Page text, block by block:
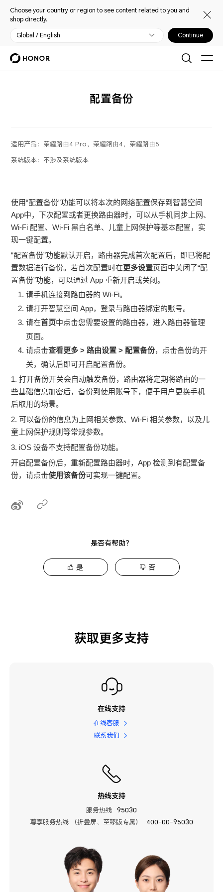
Choose your country or region to see content related to you and
shop directly.
Global / English Continue
配置备份
适用产品： 荣耀路由4 Pro，荣耀路由4，荣耀路由5
系统版本：不涉及系统版本
使用“配置备份”功能可以将本次的网络配置保存到智慧空间
App中，下次配置或者更换路由器时，可以从手机同步上网、
Wi-Fi 配置、Wi-Fi 黑白名单、儿童上网保护等基本配置，实
现一键配置。
“配置备份”功能默认开启，路由器完成首次配置后，即已将配
置数据进行备份。若首次配置时在更多设置页面中关闭了“配
置备份”功能，可以通过 App 重新开启或关闭。
请手机连接到路由器的 Wi-Fi。
请打开智慧空间 App，登录与路由器绑定的账号。
请在首页中点击您需要设置的路由器，进入路由器管理
页面。
请点击查看更多 > 路由设置 >配置备份，点击备份的开
关，确认后即可开启配置备份。
1. 打开备份开关会自动触发备份，路由器将定期将路由的一
些基础信息加密后，备份到使用账号下，便于用户更换手机
后取用的场景。
2. 可以备份的信息为上网相关参数、Wi-Fi 相关参数，以及儿
童上网保护规则等常规参数。
3. iOS 设备不支持配置备份功能。
开启配置备份后，重新配置路由器时，App 检测到有配置备
份，请点击使用该备份可实现一键配置。
是否有帮助？
是 否
获取更多支持
在线支持
在线客服
联系我们
热线支持
服务热线
95030
尊享服务热线 （折叠屏、至臻版专属）
400-00-95030